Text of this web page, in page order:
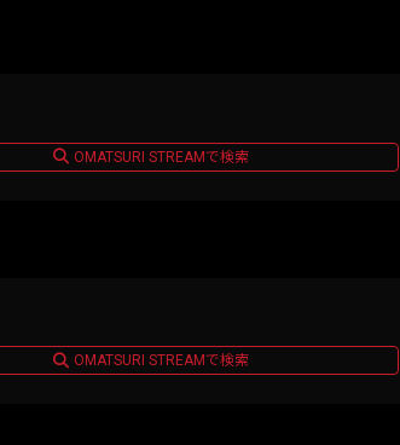
OMATSURI STREAMで検索
OMATSURI STREAMで検索